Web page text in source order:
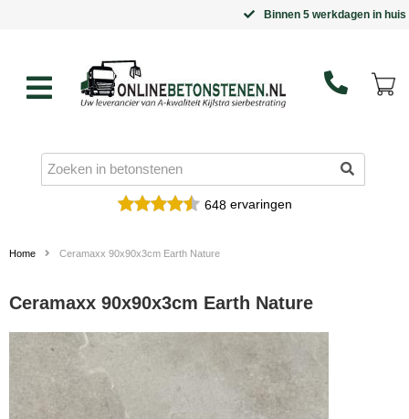
Binnen 5 werkdagen in huis
648ervaringen
Home Ceramaxx 90x90x3cm Earth Nature
Ceramaxx 90x90x3cm Earth Nature